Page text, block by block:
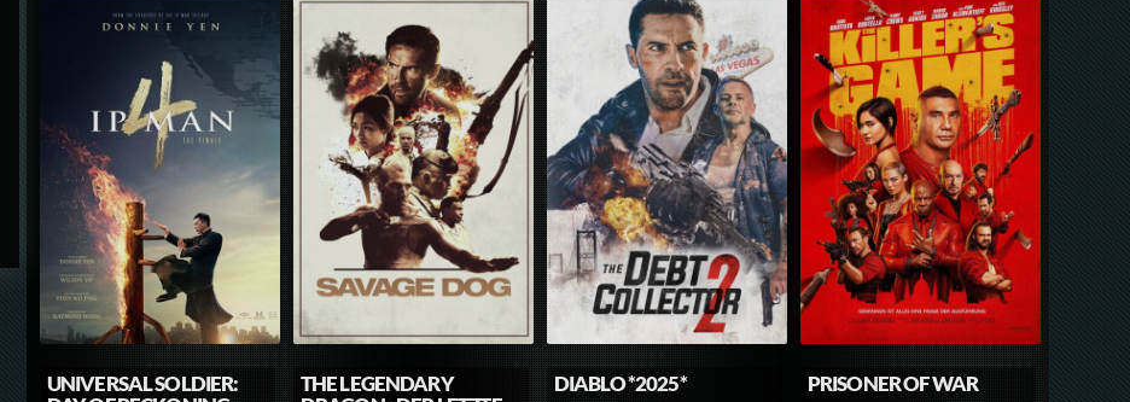
UNIVERSAL SOLDIER:
THE LEGENDARY
DIABLO *2025* PRISONER OF WAR